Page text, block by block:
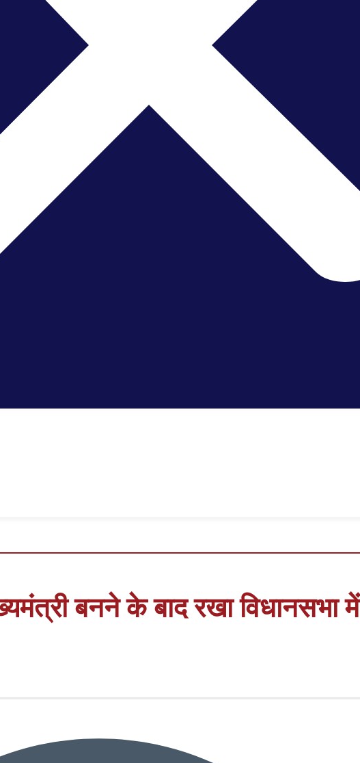
बनने के बाद रखा विधानसभा में